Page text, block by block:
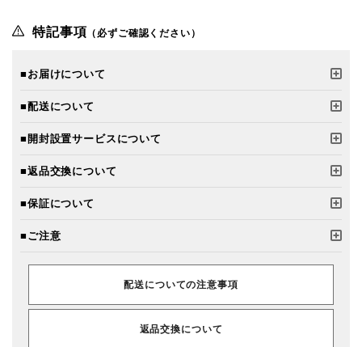
特記事項 （必ずご確認ください）
■お届けについて
■配送について
■開封設置サービスについて
■返品交換について
■保証について
■ご注意
配送についての注意事項
返品交換について